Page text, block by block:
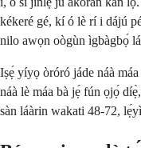
kékeré gé, kí ó lè rí i dájú
nilo awọn oògùn ìgbàgbọ́
Iṣẹ́ yíyọ òróró jáde náà
náà lè máa bà jẹ́ fún ọjọ́
sàn láàrin wakati 48-72,